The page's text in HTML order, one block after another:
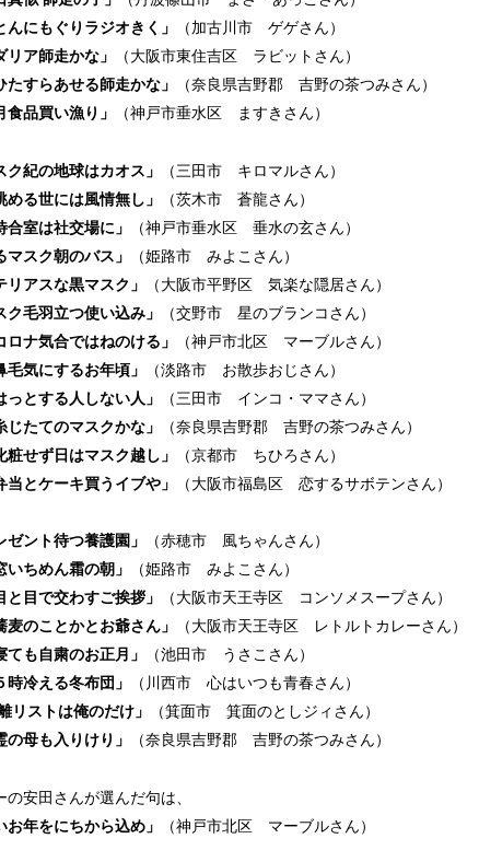
んにもぐりラジオきく」
（加古川市 ゲゲさん）
リア師走かな」
（大阪市東住吉区 ラビットさん）
たすらあせる師走かな」
（奈良県吉野郡 吉野の茶つみさん）
食品買い漁り」
（神戸市垂水区 ますきさん）
ク紀の地球はカオス」
（三田市 キロマルさん）
める世には風情無し」
（茨木市 蒼龍さん）
合室は社交場に」
（神戸市垂水区 垂水の玄さん）
マスク朝のバス」
（姫路市 みよこさん）
リアスな黒マスク」
（大阪市平野区 気楽な隠居さん）
ク毛羽立つ使い込み」
（交野市 星のブランコさん）
ロナ気合ではねのける」
（神戸市北区 マーブルさん）
毛気にするお年頃」
（淡路市 お散歩おじさん）
っとする人しない人」
（三田市 インコ・ママさん）
じたてのマスクかな」
（奈良県吉野郡 吉野の茶つみさん）
粧せず日はマスク越し」
（京都市 ちひろさん）
当とケーキ買うイブや」
（大阪市福島区 恋するサボテンさん）
ゼント待つ養護園」
（赤穂市 風ちゃんさん）
いちめん霜の朝」
（姫路市 みよこさん）
と目で交わすご挨拶」
（大阪市天王寺区 コンソメスープさん）
麦のことかとお爺さん」
（大阪市天王寺区 レトルトカレーさん）
ても自粛のお正月」
（池田市 うさこさん）
時冷える冬布団」
（川西市 心はいつも青春さん）
リストは俺のだけ」
（箕面市 箕面のとしジィさん）
の母も入りけり」
（奈良県吉野郡 吉野の茶つみさん）
の安田さんが選んだ句は、
お年をにちから込め」
（神戸市北区 マーブルさん）